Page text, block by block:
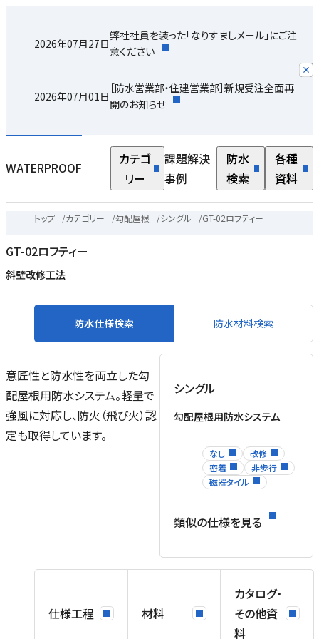
2026年07月27日
弊社社員を装った「なりすましメール」にご注
意ください
2026年07月01日
［防水営業部・住建営業部］新規受注全面再
開のお知らせ
WATERPROOF
カテゴ
リー
課題解決
事例
防水
検索
各種
資料
トップ /カテゴリー /勾配屋根 /シングル /GT-02ロフティー
GT-02ロフティー
斜壁改修工法
防水仕様検索 防水材料検索
意匠性と防水性を両立した勾
配屋根用防水システム。軽量で
強風に対応し、防火（飛び火）認
定も取得しています。
シングル
勾配屋根用防水システム
なし
改修
密着
非歩行
磁器タイル
類似の仕様を見る
仕様工程 材料
カタログ・
その他資
料